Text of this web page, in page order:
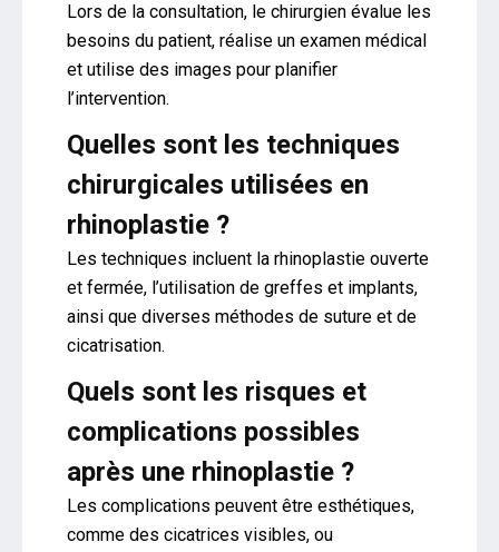
Lors de la consultation, le chirurgien évalue les
besoins du patient, réalise un examen médical
et utilise des images pour planifier
l’intervention.
Quelles sont les techniques
chirurgicales utilisées en
rhinoplastie ?
Les techniques incluent la rhinoplastie ouverte
et fermée, l’utilisation de greffes et implants,
ainsi que diverses méthodes de suture et de
cicatrisation.
Quels sont les risques et
complications possibles
après une rhinoplastie ?
Les complications peuvent être esthétiques,
comme des cicatrices visibles, ou